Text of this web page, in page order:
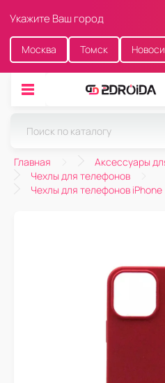
Укажите Ваш город
Москва Томск
Главная
Аксессуары
Чехлы для телефонов
Чехлы для телефонов iPhone